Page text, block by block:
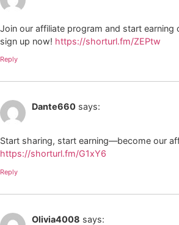
Join our affiliate program and start
sign up now! https://shorturl.fm/ZEPtw
Reply
Dante660 says:
Start sharing, start earning—become our
https://shorturl.fm/G1xY6
Reply
Olivia4008 says: